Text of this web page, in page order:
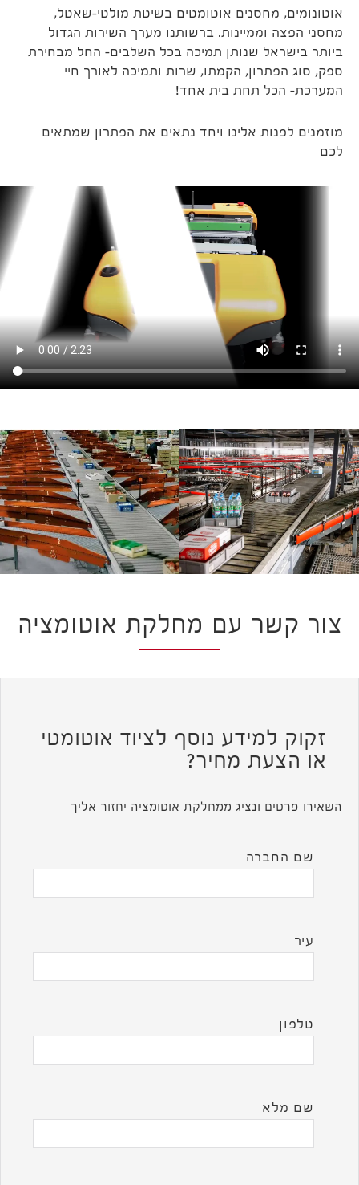
אוטונומים, מחסנים אוטומטים בשיטת מולטי-שאטל,
מחסני הפצה וממיינות. ברשותנו מערך השירות הגדול
ביותר בישראל שנותן תמיכה בכל השלבים- החל מבחירת
ספק, סוג הפתרון, הקמתו, שרות ותמיכה לאורך חיי
המערכת- הכל תחת בית אחד!
מוזמנים לפנות אלינו ויחד נתאים את הפתרון שמתאים
לכם
צור קשר עם מחלקת אוטומציה
זקוק למידע נוסף לציוד אוטומטי
או הצעת מחיר?
השאירו פרטים ונציג ממחלקת אוטומציה יחזור אליך
שם החברה
עיר
טלפון
שם מלא